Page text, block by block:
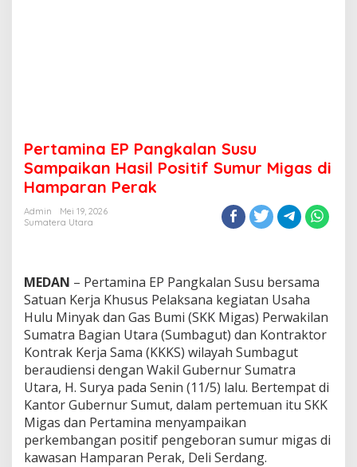
Pertamina EP Pangkalan Susu
Sampaikan Hasil Positif Sumur Migas di
Hamparan Perak
Admin
Mei 19, 2026
Sumatera Utara
MEDAN – Pertamina EP Pangkalan Susu bersama
Satuan Kerja Khusus Pelaksana kegiatan Usaha
Hulu Minyak dan Gas Bumi (SKK Migas) Perwakilan
Sumatra Bagian Utara (Sumbagut) dan Kontraktor
Kontrak Kerja Sama (KKKS) wilayah Sumbagut
beraudiensi dengan Wakil Gubernur Sumatra
Utara, H. Surya pada Senin (11/5) lalu. Bertempat di
Kantor Gubernur Sumut, dalam pertemuan itu SKK
Migas dan Pertamina menyampaikan
perkembangan positif pengeboran sumur migas di
kawasan Hamparan Perak, Deli Serdang.